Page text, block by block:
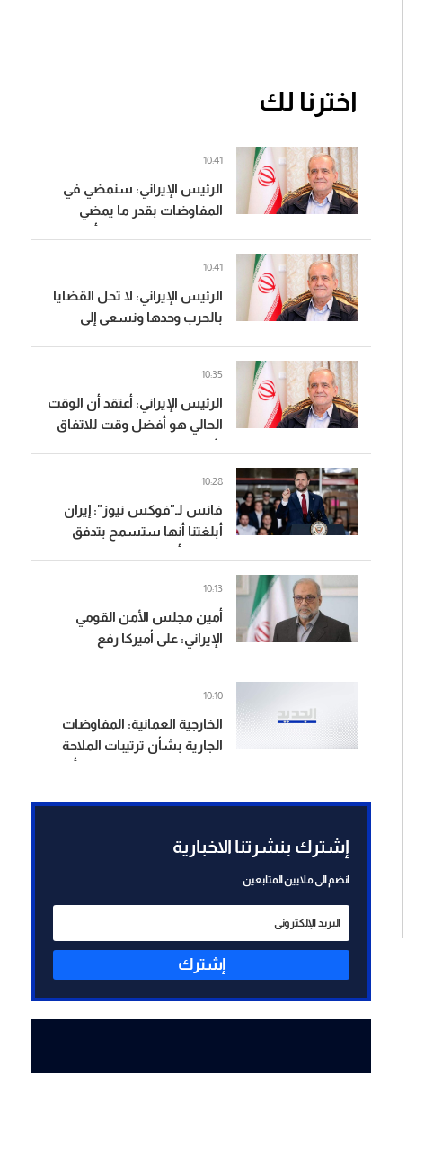
اخترنا لك
الرئيس الإيراني: سنمضي في
المفاوضات بقدر ما يمضي
10:41
الرئيس الإيراني: لا تحل القضايا
بالحرب وحدها ونسعى إلى
10:41
الرئيس الإيراني: أعتقد أن الوقت
الحالي هو أفضل وقت للاتفاق
10:35
فانس لـ"فوكس نيوز": إيران
أبلغتنا أنها ستسمح بتدفق
10:28
أمين مجلس الأمن القومي
الإيراني: على أميركا رفع
علينا
10:13
الخارجية العمانية: المفاوضات
الجارية بشأن ترتيبات الملاحة
10:10
إشترك بنشرتنا الاخبارية
انضم الى ملايين المتابعين
إشترك